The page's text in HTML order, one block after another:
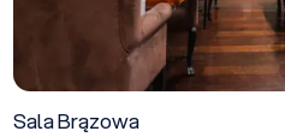
Sala Brązowa